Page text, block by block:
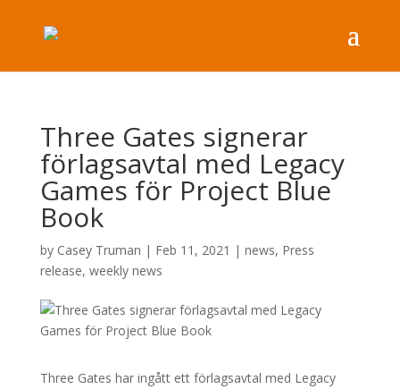
Three Gates signerar
förlagsavtal med Legacy
Games för Project Blue
Book
by Casey Truman | Feb 11, 2021 | news, Press
release, weekly news
Three Gates har ingått ett förlagsavtal med Legacy